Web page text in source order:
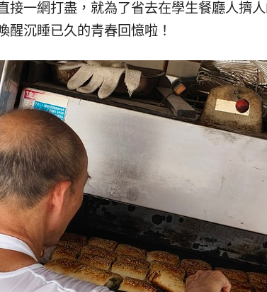
接一網打盡，就為了省去在學生餐廳人擠
醒沉睡已久的青春回憶啦！